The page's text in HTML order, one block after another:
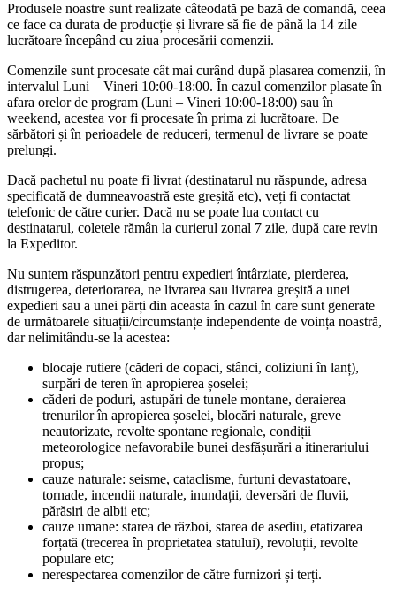
Produsele noastre sunt realizate câteodată pe bază de comandă, ceea
ce face ca durata de producție și livrare să fie de până la 14 zile
lucrătoare începând cu ziua procesării comenzii.
Comenzile sunt procesate cât mai curând după plasarea comenzii, în
intervalul Luni – Vineri 10:00-18:00. În cazul comenzilor plasate în
afara orelor de program (Luni – Vineri 10:00-18:00) sau în
weekend, acestea vor fi procesate în prima zi lucrătoare. De
sărbători și în perioadele de reduceri, termenul de livrare se poate
prelungi.
Dacă pachetul nu poate fi livrat (destinatarul nu răspunde, adresa
specificată de dumneavoastră este greșită etc), veți fi contactat
telefonic de către curier. Dacă nu se poate lua contact cu
destinatarul, coletele rămân la curierul zonal 7 zile, după care revin
la Expeditor.
Nu suntem răspunzători pentru expedieri întârziate, pierderea,
distrugerea, deteriorarea, ne livrarea sau livrarea greșită a unei
expedieri sau a unei părți din aceasta în cazul în care sunt generate
de următoarele situații/circumstanțe independente de voința noastră,
dar nelimitându-se la acestea:
blocaje rutiere (căderi de copaci, stânci, coliziuni în lanț),
surpări de teren în apropierea șoselei;
căderi de poduri, astupări de tunele montane, deraierea
trenurilor în apropierea șoselei, blocări naturale, greve
neautorizate, revolte spontane regionale, condiții
meteorologice nefavorabile bunei desfășurări a itinerariului
propus;
cauze naturale: seisme, cataclisme, furtuni devastatoare,
tornade, incendii naturale, inundații, deversări de fluvii,
părăsiri de albii etc;
cauze umane: starea de război, starea de asediu, etatizarea
forțată (trecerea în proprietatea statului), revoluții, revolte
populare etc;
nerespectarea comenzilor de către furnizori și terți.